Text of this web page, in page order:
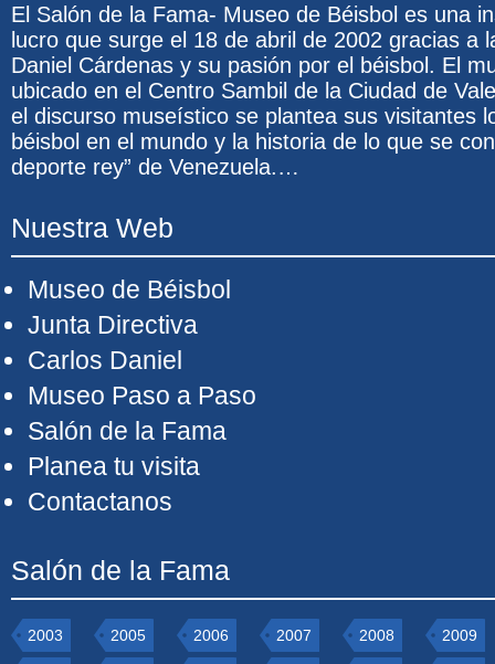
El Salón de la Fama- Museo de Béisbol es una
lucro que surge el 18 de abril de 2002 gracias a
Daniel Cárdenas y su pasión por el béisbol. El
ubicado en el Centro Sambil de la Ciudad de
el discurso museístico se plantea sus visitantes
béisbol en el mundo y la historia de lo que se
deporte rey” de Venezuela.…
Nuestra Web
Museo de Béisbol
Junta Directiva
Carlos Daniel
Museo Paso a Paso
Salón de la Fama
Planea tu visita
Contactanos
Salón de la Fama
2003 2005 2006 2007 2008 2009